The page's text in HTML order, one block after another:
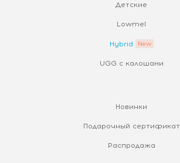
Детские
Lowmel
Hybrid
UGG с калошами
Новинки
Подарочный сертификат
Распродажа